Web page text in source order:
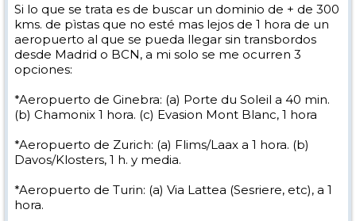
Si lo que se trata es de buscar un dominio de + de 300
kms. de pìstas que no esté mas lejos de 1 hora de un
aeropuerto al que se pueda llegar sin transbordos
desde Madrid o BCN, a mi solo se me ocurren 3
opciones:
*Aeropuerto de Ginebra: (a) Porte du Soleil a 40 min.
(b) Chamonix 1 hora. (c) Evasion Mont Blanc, 1 hora
*Aeropuerto de Zurich: (a) Flims/Laax a 1 hora. (b)
Davos/Klosters, 1 h. y media.
*Aeropuerto de Turin: (a) Via Lattea (Sesriere, etc), a 1
hora.